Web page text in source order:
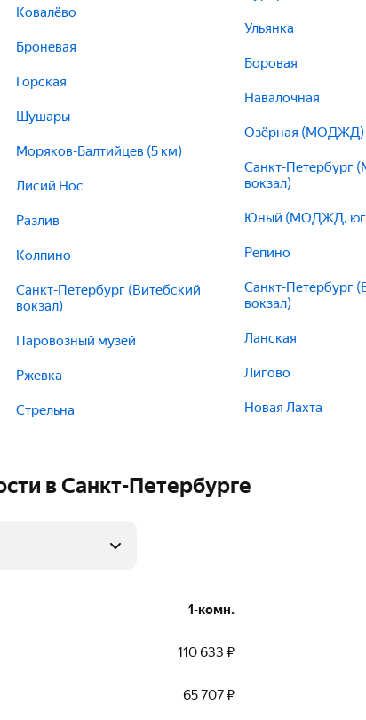
Ковалёво
Броневая
Горская
Шушары
Моряков-Балтийцев (5 км)
Лисий Нос
Разлив
Колпино
Санкт-Петербург (Витебский
вокзал)
Паровозный музей
Ржевка
Стрельна
Ульянка
Боровая
Навалочная
Озёрная (МОДЖД)
Санкт-Петербург
вокзал)
Юный (МОДЖД,
Репино
Санкт-Петербург
вокзал)
Ланская
Лигово
Новая Лахта
в Санкт-Петербурге
1-комн.
110 633 ₽
65 707 ₽